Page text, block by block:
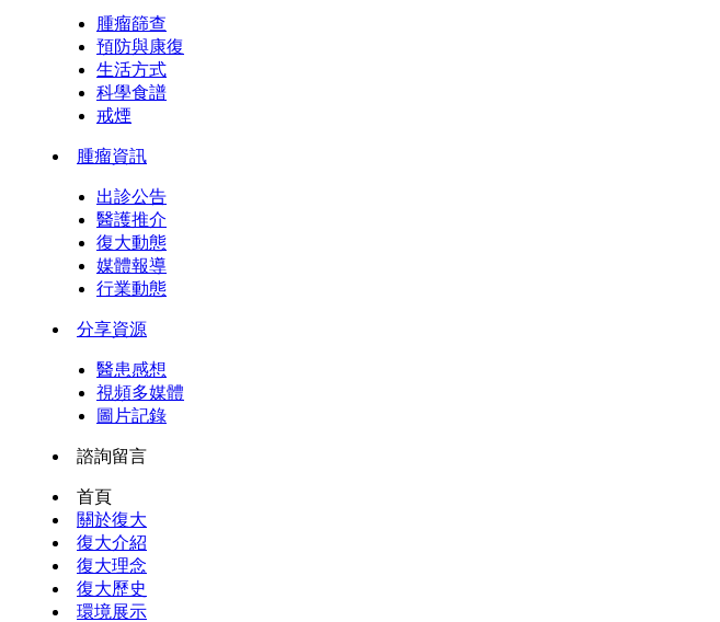
腫瘤篩查
預防與康復
生活方式
科學食譜
戒煙
腫瘤資訊
出診公告
醫護推介
復大動態
媒體報導
行業動態
分享資源
醫患感想
視頻多媒體
圖片記錄
諮詢留言
首頁
關於復大
復大介紹
復大理念
復大歷史
環境展示